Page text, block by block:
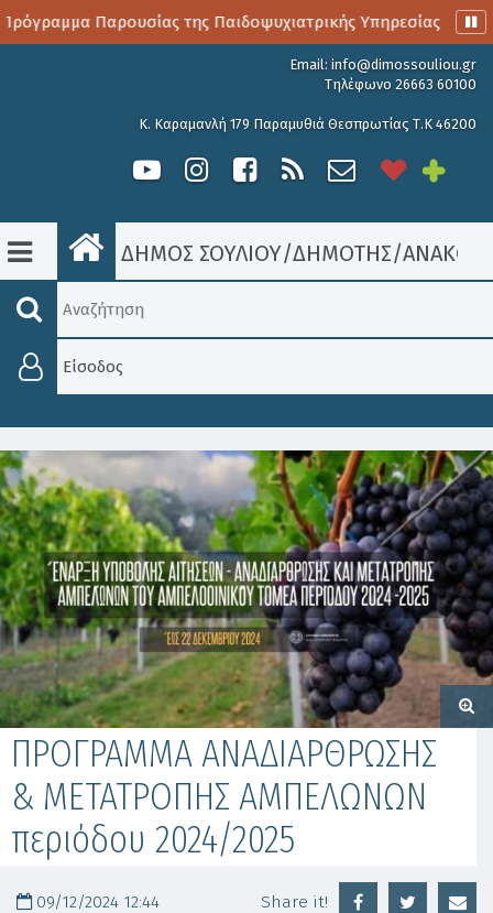
Παρουσίας της Παιδοψυχιατρικής Υπηρεσίας
Email: info@dimossouliou.gr
Τηλέφωνο 26663 60100
Κ. Καραμανλή 179 Παραμυθιά Θεσπρωτίας Τ.Κ 46200
ΔΗΜΟΣ ΣΟΥΛΙΟΥ/ΔΗΜΟΤΗΣ/
Είσοδος
ΠΡΟΓΡΑΜΜΑ ΑΝΑΔΙΑΡΘΡΩΣΗΣ
& ΜΕΤΑΤΡΟΠΗΣ ΑΜΠΕΛΩΝΩΝ
περιόδου 2024/2025
09/12/2024 12:44 Share it!